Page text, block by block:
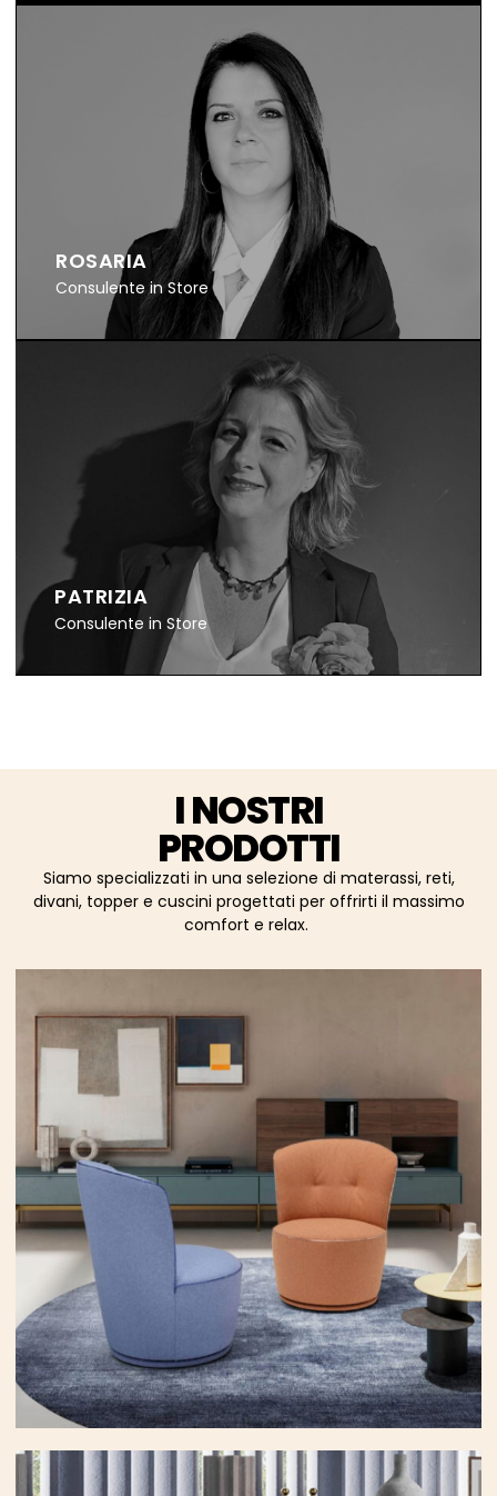
ROSARIA
Consulente in Store
PATRIZIA
Consulente in Store
I NOSTRI
PRODOTTI
Siamo specializzati in una selezione di materassi, reti,
divani, topper e cuscini progettati per offrirti il massimo
comfort e relax.